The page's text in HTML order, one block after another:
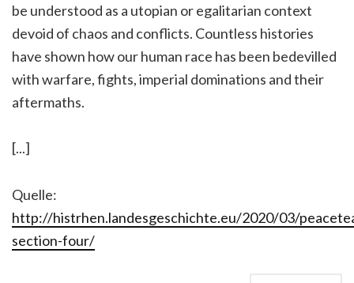
be understood as a utopian or egalitarian context
devoid of chaos and conflicts. Countless histories
have shown how our human race has been bedevilled
with warfare, fights, imperial dominations and their
aftermaths.
[...]
Quelle:
http://histrhen.landesgeschichte.eu/2020/03/
section-four/